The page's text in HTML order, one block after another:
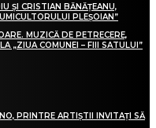
ȘI CRISTIAN BĂNĂȚEANU,
PLEȘOIAN”
MUZICĂ DE PETRECERE,
„ZIUA COMUNEI – FIII SATULUI”
PRINTRE ARTIȘTII INVITAȚI SĂ